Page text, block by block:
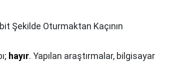
Şekilde Oturmaktan Kaçının
hayır. Yapılan araştırmalar, bilgisayar